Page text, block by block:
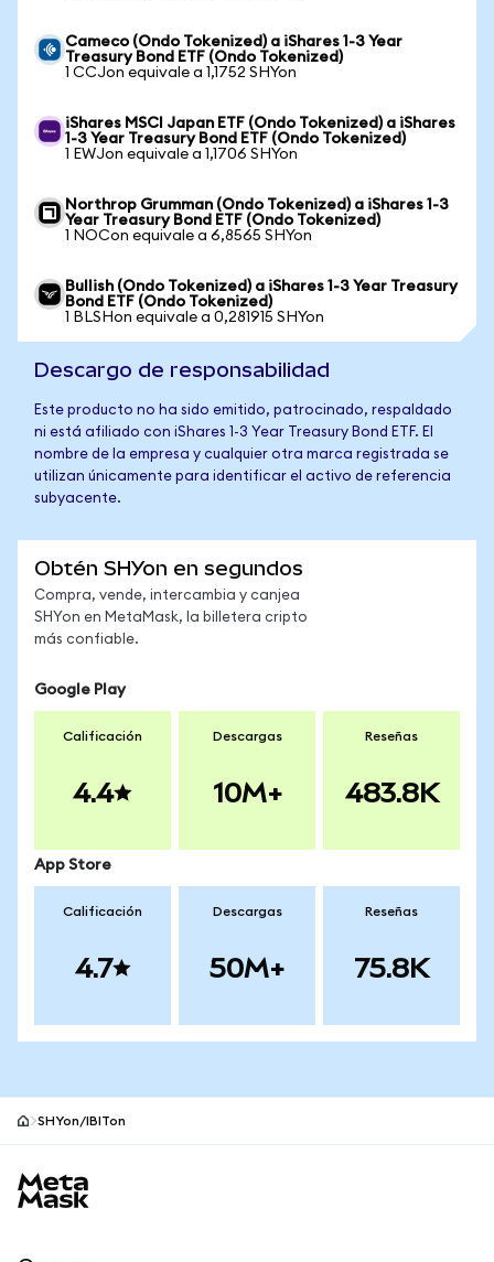
Cameco (Ondo Tokenized) a iShares 1-3 Year
Treasury Bond ETF (Ondo Tokenized)
1 CCJon equivale a 1,1752 SHYon
iShares MSCI Japan ETF (Ondo Tokenized) a iShares
1-3 Year Treasury Bond ETF (Ondo Tokenized)
1 EWJon equivale a 1,1706 SHYon
Northrop Grumman (Ondo Tokenized) a iShares 1-3
Year Treasury Bond ETF (Ondo Tokenized)
1 NOCon equivale a 6,8565 SHYon
Bullish (Ondo Tokenized) a iShares 1-3 Year Treasury
Bond ETF (Ondo Tokenized)
1 BLSHon equivale a 0,281915 SHYon
Descargo de responsabilidad
Este producto no ha sido emitido, patrocinado, respaldado
ni está afiliado con iShares 1-3 Year Treasury Bond ETF. El
nombre de la empresa y cualquier otra marca registrada se
utilizan únicamente para identificar el activo de referencia
subyacente.
Obtén SHYon en segundos
Compra, vende, intercambia y canjea
SHYon en MetaMask, la billetera cripto
más confiable.
Google Play
Calificación
4.4
Descargas
10M+
Reseñas
483.8K
App Store
Calificación
4.7
Descargas
50M+
Reseñas
75.8K
SHYon/IBITon